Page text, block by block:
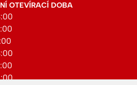
OTEVÍRACÍ DOBA